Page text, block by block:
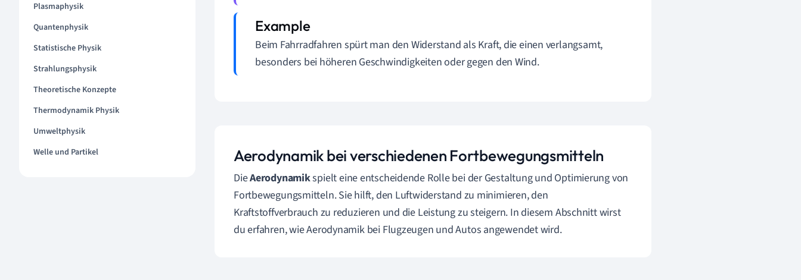
Plasmaphysik
Quantenphysik
Statistische Physik
Strahlungsphysik
Theoretische Konzepte
Thermodynamik Physik
Umweltphysik
Welle und Partikel
Beim Fahrradfahren spürt man den Widerstand als Kraft, die einen verlangsamt,
besonders bei höheren Geschwindigkeiten oder gegen den Wind.
Aerodynamik bei verschiedenen Fortbewegungsmitteln
DieAerodynamikspielt eine entscheidende Rolle bei der Gestaltung und Optimierung von
Fortbewegungsmitteln. Sie hilft, den Luftwiderstand zu minimieren, den
Kraftstoffverbrauch zu reduzieren und die Leistung zu steigern. In diesem Abschnitt wirst
du erfahren, wie Aerodynamik bei Flugzeugen und Autos angewendet wird.